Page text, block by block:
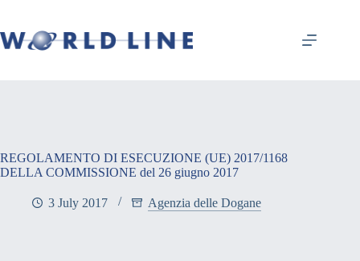
REGOLAMENTO DI ESECUZIONE (UE) 2017/1168
DELLA COMMISSIONE del 26 giugno 2017
3 July 2017 Agenzia delle Dogane